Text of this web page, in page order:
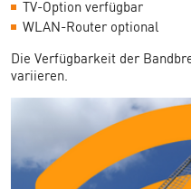
TV-Option verfügbar
WLAN-Router optional
Die Verfügbarkeit der
variieren.